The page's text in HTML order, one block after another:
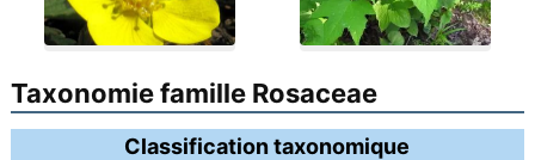
Taxonomie famille Rosaceae
Classification taxonomique